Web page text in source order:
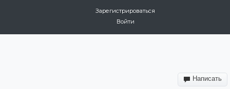
Зарегистрироваться
Войти
Написать